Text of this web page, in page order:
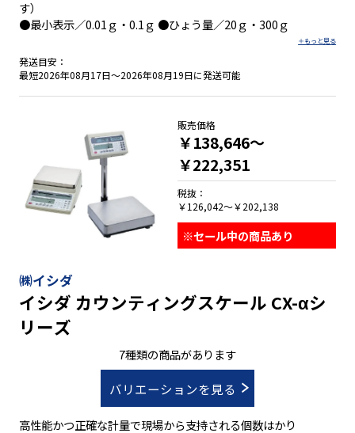
す）
●最小表示／0.01ｇ・0.1ｇ ●ひょう量／20ｇ・300ｇ
発送目安：
最短2026年08月17日～2026年08月19日に発送可能
㈱イシダ
イシダ カウンティングスケール CX-αシ
リーズ
7種類の商品があります
バリエーションを見る
高性能かつ正確な計量で現場から支持される個数はかり
販売価格
￥138,646～
￥222,351
税抜：
￥126,042～￥202,138
※セール中の商品あり